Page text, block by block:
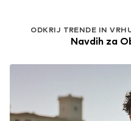
ODKRIJ TRENDE IN
Navdih za